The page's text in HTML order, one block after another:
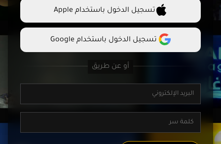
تسجيل الدخول باستخدام Apple
تسجيل الدخول باستخدام Google